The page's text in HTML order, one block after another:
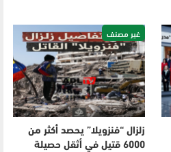
غير مصنف
زلزال “فنزويلا” يحصد أكثر من
6000 قتيل في أثقل حصيلة